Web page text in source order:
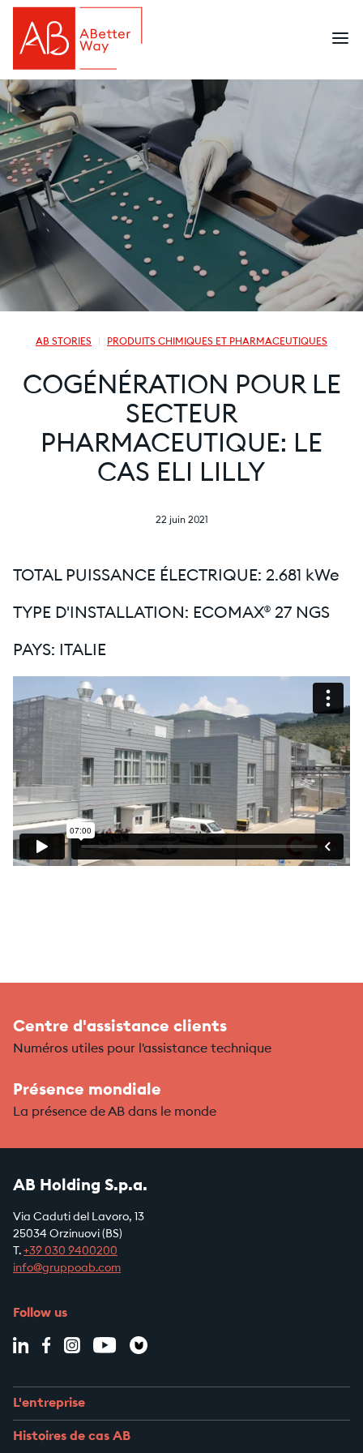
AB STORIES PRODUITS CHIMIQUES ET PHARMACEUTIQUES
COGÉNÉRATION POUR LE
SECTEUR
PHARMACEUTIQUE: LE
CAS ELI LILLY
22 juin 2021
TOTAL PUISSANCE ÉLECTRIQUE: 2.681 kWe
TYPE D'INSTALLATION: ECOMAX® 27 NGS
PAYS: ITALIE
Centre d'assistance clients
Numéros utiles pour l'assistance technique
Présence mondiale
La présence de AB dans le monde
AB Holding S.p.a.
Via Caduti del Lavoro, 13
25034 Orzinuovi (BS)
T. +39 030 9400200
info@gruppoab.com
Follow us
L'entreprise
Histoires de cas AB